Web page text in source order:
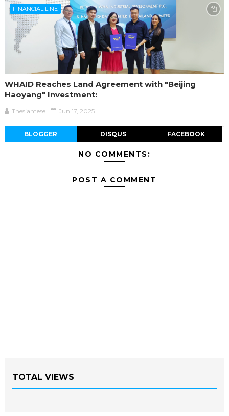
FINANCIAL LINE
WHAID Reaches Land Agreement with "Beijing
Haoyang" Investment:
Thesiamese Jun 17, 2025
BLOGGER DISQUS FACEBOOK
NO COMMENTS:
POST A COMMENT
TOTAL VIEWS